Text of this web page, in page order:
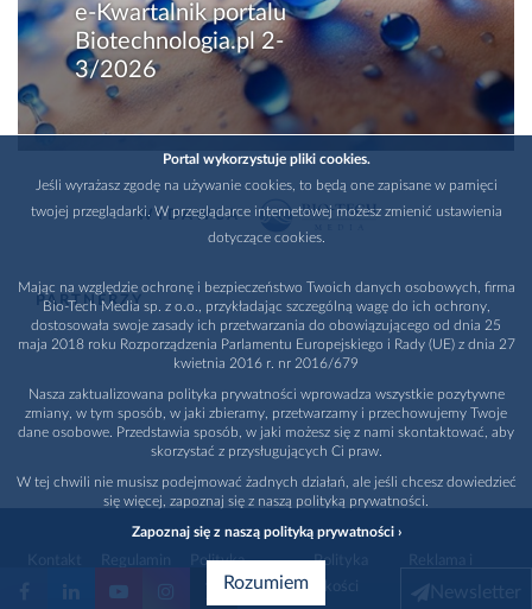
e-Kwartalnik portalu
Biotechnologia.pl 2-
3/2026
WYDAWCA
PARTNERZY
Polityka
prywatności
Polityka
promocja
Portal wykorzystuje pliki cookies.
Jeśli wyrażasz zgodę na używanie cookies, to będą one zapisane w pamięci
twojej przeglądarki. W przeglądarce internetowej możesz zmienić ustawienia
dotyczące cookies.
Mając na względzie ochronę i bezpieczeństwo Twoich danych osobowych, firma
Bio-Tech Media sp. z o.o., przykładając szczególną wagę do ich ochrony,
dostosowała swoje zasady ich przetwarzania do obowiązującego od dnia 25
maja 2018 roku Rozporządzenia Parlamentu Europejskiego i Rady (UE) z dnia 27
kwietnia 2016 r. nr 2016/679
Nasza zaktualizowana polityka prywatności wprowadza wszystkie pozytywne
zmiany, w tym sposób, w jaki zbieramy, przetwarzamy i przechowujemy Twoje
dane osobowe. Przedstawia sposób, w jaki możesz się z nami skontaktować, aby
skorzystać z przysługujących Ci praw.
W tej chwili nie musisz podejmować żadnych działań, ale jeśli chcesz dowiedzieć
się więcej, zapoznaj się z naszą polityką prywatności.
Zapoznaj się z naszą polityką prywatności ›
Rozumiem Newsletter